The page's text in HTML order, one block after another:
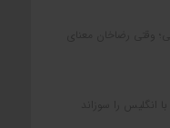
وقتی رضاخان معنای